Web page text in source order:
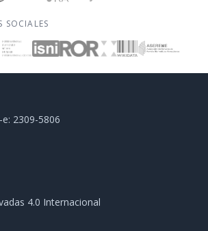
SOCIALES
2309-5806
4.0 Internacional